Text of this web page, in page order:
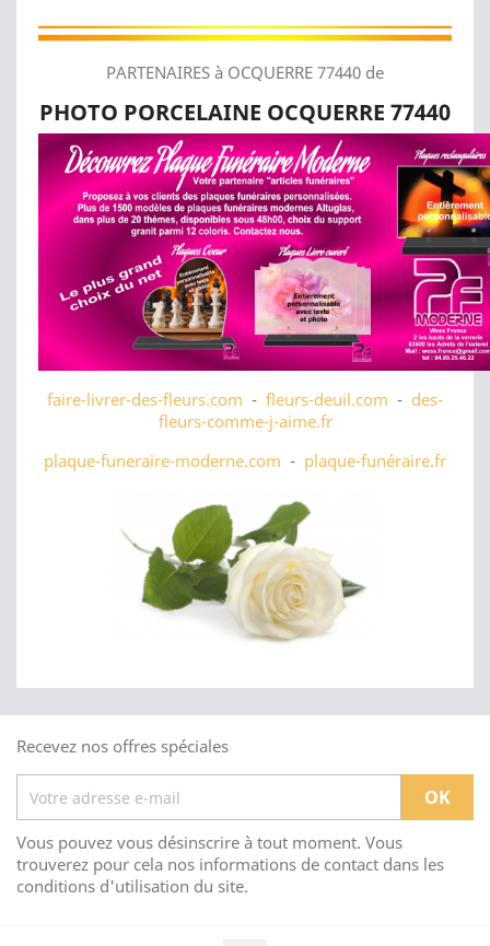
PARTENAIRES à OCQUERRE 77440 de
PHOTO PORCELAINE OCQUERRE 77440
faire-livrer-des-fleurs.com - fleurs-deuil.com - des-
fleurs-comme-j-aime.fr
plaque-funeraire-moderne.com - plaque-funéraire.fr
Recevez nos offres spéciales
Vous pouvez vous désinscrire à tout moment. Vous
trouverez pour cela nos informations de contact dans les
conditions d'utilisation du site.